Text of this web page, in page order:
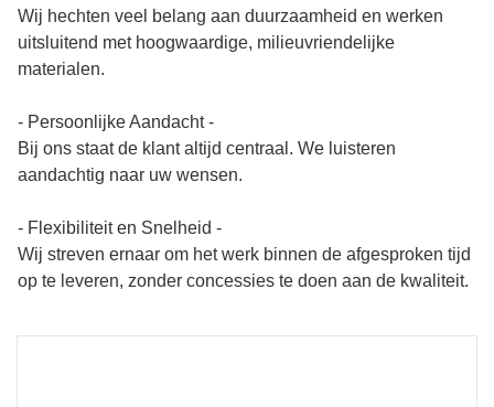
Wij hechten veel belang aan duurzaamheid en werken
uitsluitend met hoogwaardige, milieuvriendelijke
materialen.
- Persoonlijke Aandacht -
Bij ons staat de klant altijd centraal. We luisteren
aandachtig naar uw wensen.
- Flexibiliteit en Snelheid -
Wij streven ernaar om het werk binnen de afgesproken tijd
op te leveren, zonder concessies te doen aan de kwaliteit.